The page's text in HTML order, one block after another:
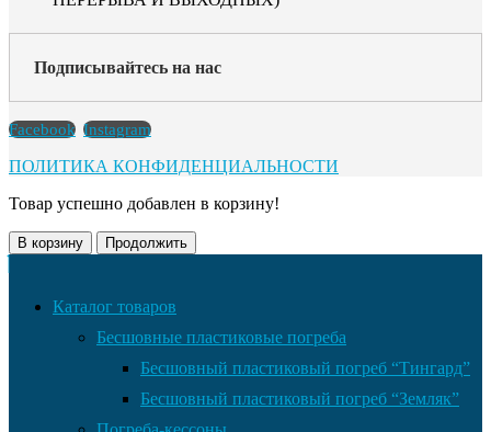
Подписывайтесь на нас
Facebook Instagram
ПОЛИТИКА КОНФИДЕНЦИАЛЬНОСТИ
Товар успешно добавлен в корзину!
В корзину Продолжить
Каталог товаров
Бесшовные пластиковые погреба
Бесшовный пластиковый погреб “Тингард”
Бесшовный пластиковый погреб “Земляк”